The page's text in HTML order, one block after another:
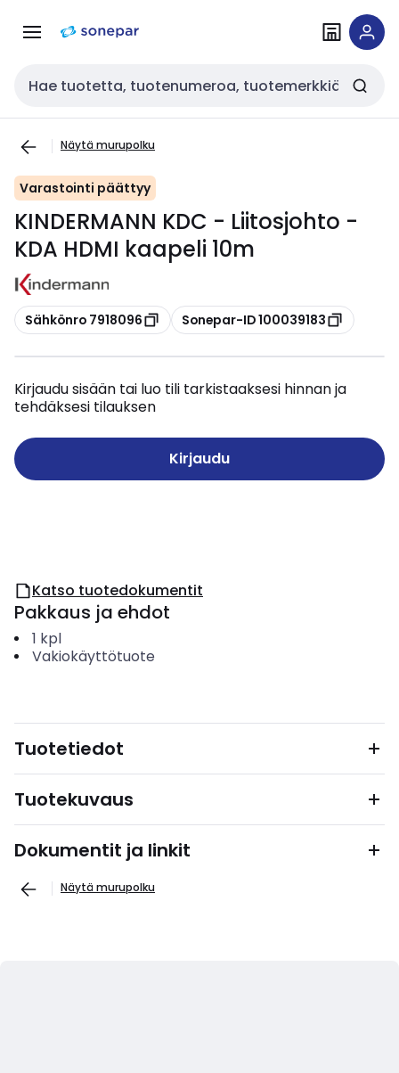
navigointiinsisältöön
Haku
Näytä murupolku
Varastointi päättyy
KINDERMANN KDC - Liitosjohto -
KDA HDMI kaapeli 10m
Kopioi
Sähkönro 7918096 Kopioi
Sonepar-ID 100039183
Kirjaudu sisään tai luo tili tarkistaaksesi hinnan ja
tehdäksesi tilauksen
Kirjaudu
Katso tuotedokumentit
Pakkaus ja ehdot
1 kpl
Vakiokäyttötuote
Tuotetiedot
Tuotekuvaus
Dokumentit ja linkit
Näytä murupolku